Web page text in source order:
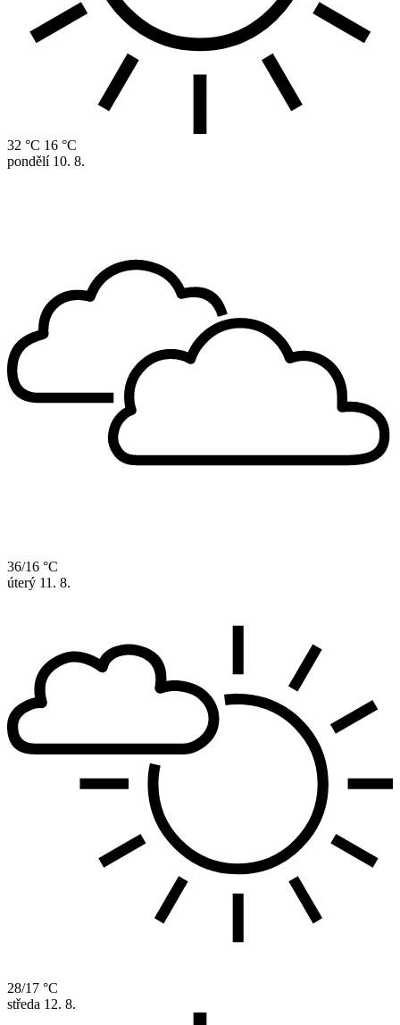
32 °C 16 °C
pondělí 10. 8.
36/16 °C
úterý 11. 8.
28/17 °C
středa 12. 8.